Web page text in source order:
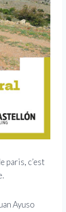
paris, c’est
Ayuso